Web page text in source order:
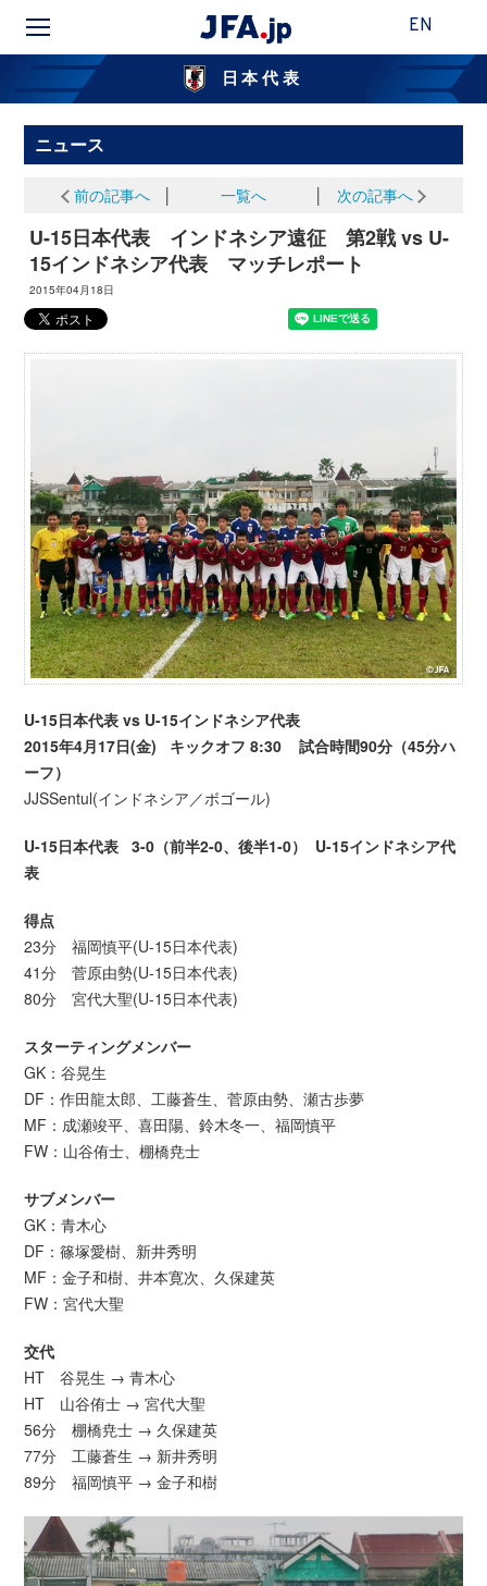
EN
日本代表
ニュース
前の記事へ 一覧へ 次の記事へ
U-15日本代表 インドネシア遠征 第2戦 vs U-
15インドネシア代表 マッチレポート
2015年04月18日
U-15日本代表 vs U-15インドネシア代表
2015年4月17日(金) キックオフ 8:30 試合時間90分（45分ハ
ーフ）
JJSSentul(インドネシア／ボゴール)
U-15日本代表 3-0（前半2-0、後半1-0） U-15インドネシア代
表
得点
23分 福岡慎平(U-15日本代表)
41分 菅原由勢(U-15日本代表)
80分 宮代大聖(U-15日本代表)
スターティングメンバー
GK：谷晃生
DF：作田龍太郎、工藤蒼生、菅原由勢、瀬古歩夢
MF：成瀬竣平、喜田陽、鈴木冬一、福岡慎平
FW：山谷侑士、棚橋尭士
サブメンバー
GK：青木心
DF：篠塚愛樹、新井秀明
MF：金子和樹、井本寛次、久保建英
FW：宮代大聖
交代
HT 谷晃生 → 青木心
HT 山谷侑士 → 宮代大聖
56分 棚橋尭士 → 久保建英
77分 工藤蒼生 → 新井秀明
89分 福岡慎平 → 金子和樹